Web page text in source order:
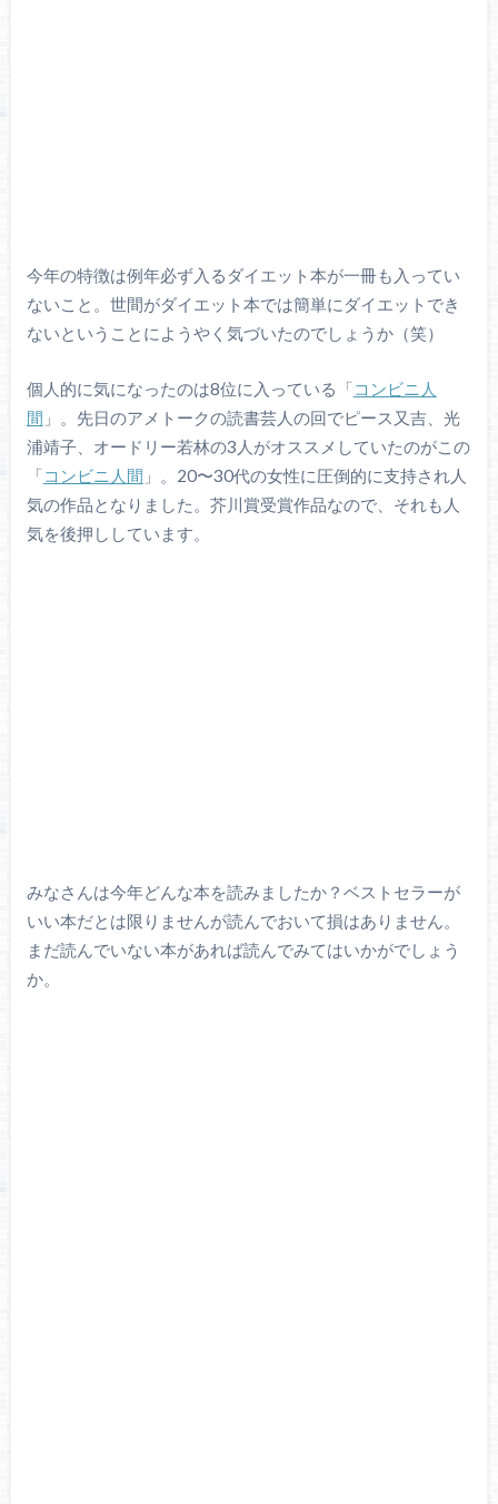
今年の特徴は例年必ず入るダイエット本が一冊も入ってい
ないこと。世間がダイエット本では簡単にダイエットでき
ないということにようやく気づいたのでしょうか（笑）
個人的に気になったのは8位に入っている「コンビニ人
間 」。先日のアメトークの読書芸人の回でピース又吉、光
浦靖子、オードリー若林の3人がオススメしていたのがこの
「コンビニ人間 」。20〜30代の女性に圧倒的に支持され人
気の作品となりました。芥川賞受賞作品なので、それも人
気を後押ししています。
みなさんは今年どんな本を読みましたか？ベストセラーが
いい本だとは限りませんが読んでおいて損はありません。
まだ読んでいない本があれば読んでみてはいかがでしょう
か。